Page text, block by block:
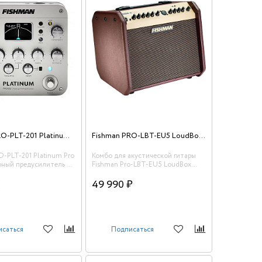
Fishman PRO-PLT-201 Platinum Pro EQ/DI Гитарный предусилитель со встроенным эквалайзером
PLT-201 Platinum Pro
предусилитель со
Fishman PRO-LBT-EU5 LoudBox Mini Bluetooth
Комбо для акустической гитары
Fishman Pro-LBT-EU5 LoudBox
49 990 ₽
Подписаться